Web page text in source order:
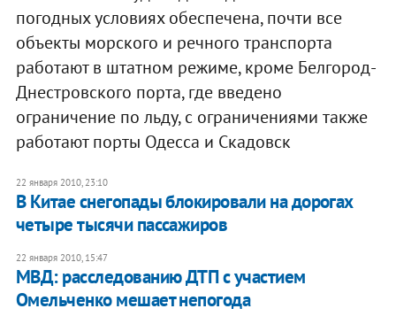
погодных условиях обеспечена, почти все
объекты морского и речного транспорта
работают в штатном режиме, кроме Белгород-
Днестровского порта, где введено
ограничение по льду, с ограничениями также
работают порты Одесса и Скадовск
22 января 2010, 23:10
В Китае снегопады блокировали на дорогах
четыре тысячи пассажиров
22 января 2010, 15:47
МВД: расследованию ДТП с участием
Омельченко мешает непогода